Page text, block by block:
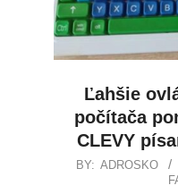
Ľahšie
počítača
CLEVY
BY: ADROSKO